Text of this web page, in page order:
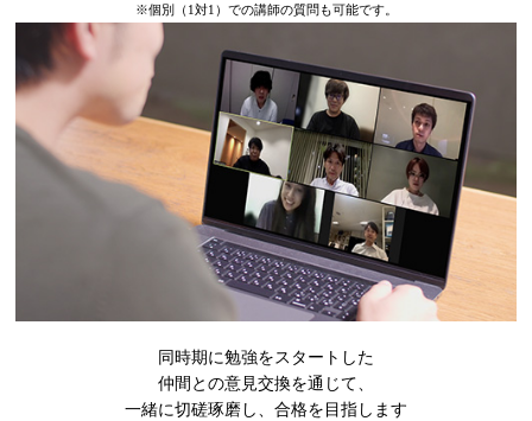
※個別（1対1）での講師の質問も可能です。
同時期に勉強をスタートした
仲間との意見交換を通じて、
一緒に切磋琢磨し、合格を目指します